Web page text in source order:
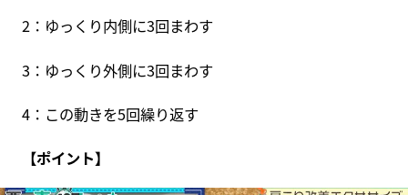
2：ゆっくり内側に3回まわす
3：ゆっくり外側に3回まわす
4：この動きを5回繰り返す
【ポイント】